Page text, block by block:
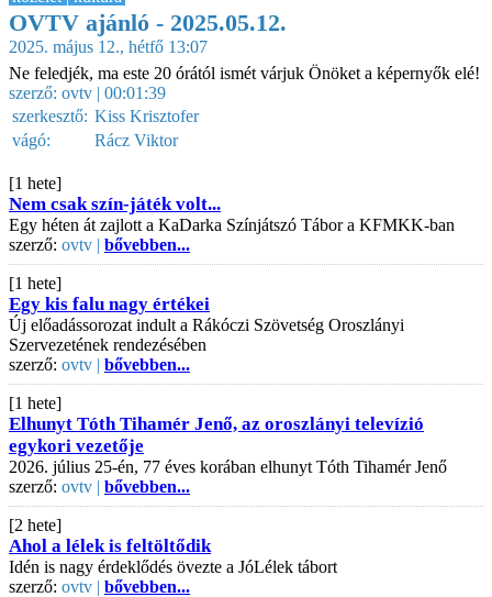
OVTV ajánló - 2025.05.12.
2025. május 12., hétfő 13:07
Ne feledjék, ma este 20 órától ismét várjuk Önöket a képernyők elé!
szerző: ovtv | 00:01:39
szerkesztő: Kiss Krisztofer
vágó:
Rácz Viktor
[1 hete]
Nem csak szín-játék volt...
Egy héten át zajlott a KaDarka Színjátszó Tábor a KFMKK-ban
szerző: ovtv | bővebben...
[1 hete]
Egy kis falu nagy értékei
Új előadássorozat indult a Rákóczi Szövetség Oroszlányi
Szervezetének rendezésében
szerző: ovtv | bővebben...
[1 hete]
Elhunyt Tóth Tihamér Jenő, az oroszlányi televízió
egykori vezetője
2026. július 25-én, 77 éves korában elhunyt Tóth Tihamér Jenő
szerző: ovtv | bővebben...
[2 hete]
Ahol a lélek is feltöltődik
Idén is nagy érdeklődés övezte a JóLélek tábort
szerző: ovtv | bővebben...